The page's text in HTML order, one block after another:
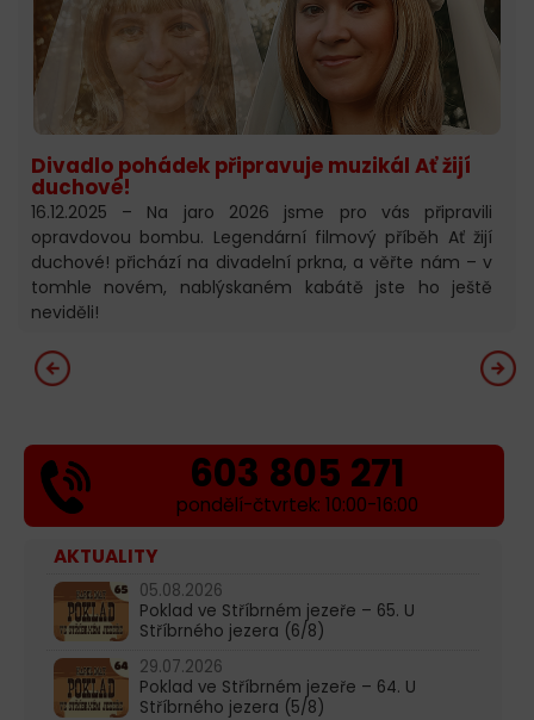
Divadlo pohádek připravuje muzikál Ať žijí
duchové!
16.12.2025 – Na jaro 2026 jsme pro vás připravili
opravdovou bombu. Legendární filmový příběh Ať žijí
duchové! přichází na divadelní prkna, a věřte nám – v
tomhle novém, nablýskaném kabátě jste ho ještě
neviděli!
603 805 271
pondělí-čtvrtek: 10:00-16:00
AKTUALITY
05.08.2026
Poklad ve Stříbrném jezeře – 65. U
Stříbrného jezera (6/8)
29.07.2026
Poklad ve Stříbrném jezeře – 64. U
Stříbrného jezera (5/8)